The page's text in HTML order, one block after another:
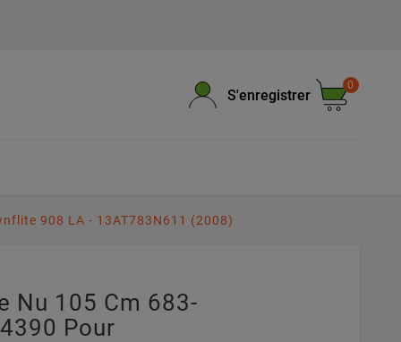
S'enregistrer
0
908 LA - 13AT783N611 (2008)
Nu 105 Cm 683-
Pour